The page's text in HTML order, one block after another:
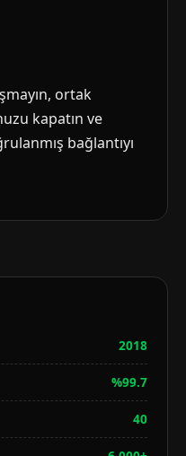
ortak
kapatın ve
bağlantıyı
2018
%99.7
40